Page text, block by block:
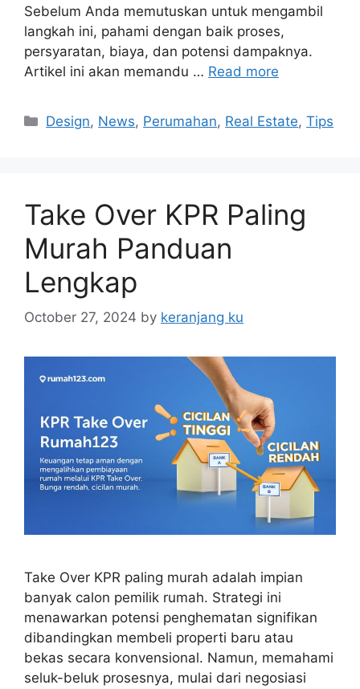
Sebelum Anda memutuskan untuk mengambil
langkah ini, pahami dengan baik proses,
persyaratan, biaya, dan potensi dampaknya.
Artikel ini akan memandu … Read more
Categories
Design, News, Perumahan, Real Estate,Tips
Take Over KPR Paling
Murah Panduan
Lengkap
October 27, 2024 by keranjang ku
Take Over KPR paling murah adalah impian
banyak calon pemilik rumah. Strategi ini
menawarkan potensi penghematan signifikan
dibandingkan membeli properti baru atau
bekas secara konvensional. Namun, memahami
seluk-beluk prosesnya, mulai dari negosiasi